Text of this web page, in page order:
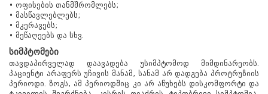
• ოფისების თანმშრომლებს;
• მასწავლებლებს;
• მკერავებს;
• მეწაღეებს და სხვ.
სიმპტომები
თავდაპირველად დაავადება უსიმპტომოდ მიმდინარეობს.
პაციენტი არაფერს უჩივის მანამ, სანამ არ დადგება პროტრუზიის
პერიოდი. ზოგს, ამ პერიოდშიც კი არ აწუხებს დისკომფორტი და